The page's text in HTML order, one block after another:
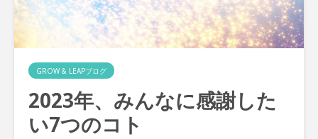
GROW & LEAPブログ
2023年、みんなに感謝した
い7つのコト